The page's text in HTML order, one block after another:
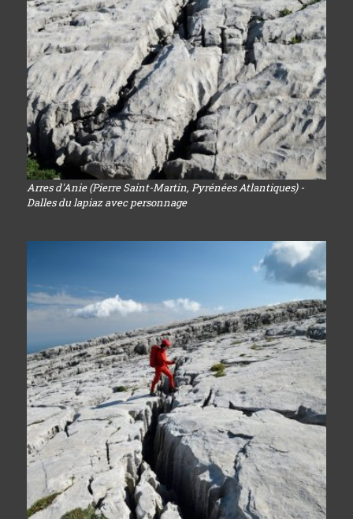
Arres d'Anie (Pierre Saint-Martin, Pyrénées Atlantiques) -
Dalles du lapiaz avec personnage